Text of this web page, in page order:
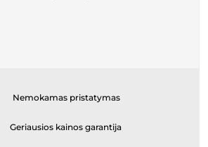
Nemokamas pristatymas
Geriausios kainos garantija